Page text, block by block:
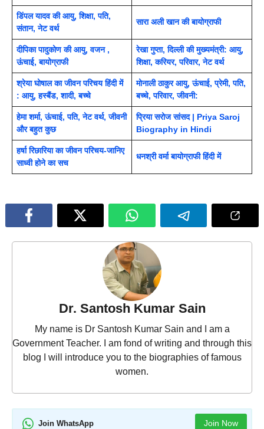
डिंपल यादव की आयु, शिक्षा, पति,
संतान, नेट वर्थ
सारा अली खान की बायोग्राफी
दीपिका पादुकोण की आयु, वजन ,
ऊंचाई, बायोग्राफी
रेखा गुप्ता, दिल्ली की मुख्यमंत्री: आयु,
शिक्षा, करियर, परिवार, नेट वर्थ
श्रेया घोषाल का जीवन परिचय हिंदी में
: आयु, हस्बैंड, शादी, बच्चे
मोनाली ठाकुर आयु, ऊंचाई, प्रेमी, पति,
बच्चे, परिवार, जीवनी:
हेमा शर्मा, ऊंचाई, पति, नेट वर्थ, जीवनी
और बहुत कुछ
प्रिया सरोज सांसद | Priya Saroj
Biography in Hindi
हर्षा रिछारिया का जीवन परिचय-जानिए
साध्वी होने का सच
धनश्री वर्मा बायोग्राफी हिंदी में
Dr. Santosh Kumar Sain
My name is Dr Santosh Kumar Sain and I am a
Government Teacher. I am fond of writing and through this
blog I will introduce you to the biographies of famous
women.
Join WhatsApp Join Now